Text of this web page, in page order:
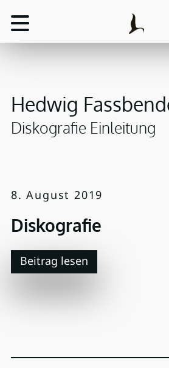
Hedwig
Diskografie Einleitung
8. August 2019
Diskografie
Beitrag lesen